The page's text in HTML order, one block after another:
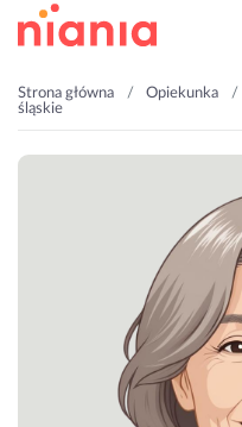
Strona główna Opiekunka
śląskie